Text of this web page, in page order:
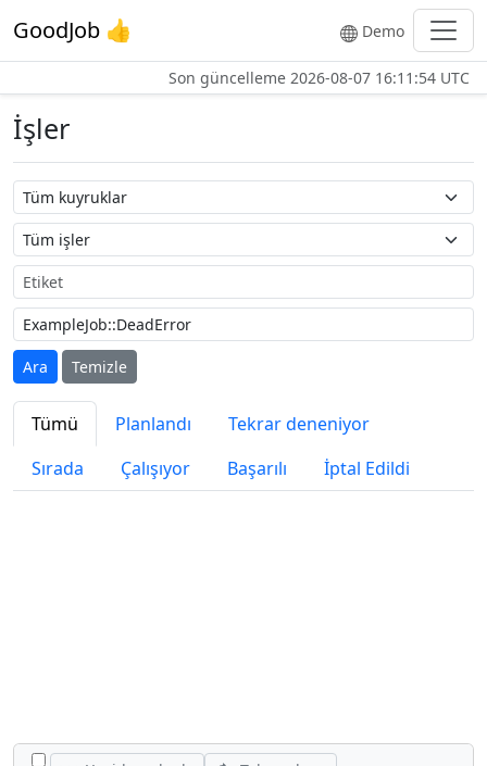
GoodJob 👍 Demo
Son güncelleme 2026-08-07 16:11:54 UTC
İşler
Kuyruk adı
İş adı
Etiket
Ara
Temizle
Tümü Planlandı
Tekrar deneniyor
Sırada
Çalışıyor Başarılı İptal Edildi